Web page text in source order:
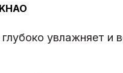
увлажняет и